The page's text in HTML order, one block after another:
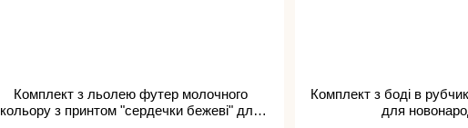
Комплект з льолею футер молочного
кольору з принтом "сердечки бежеві" для
Комплект з боді в
для